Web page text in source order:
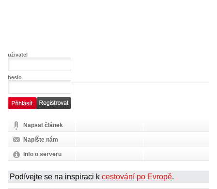
uživatel
heslo
Napsat článek
Napište nám
Info o serveru
Podívejte se na inspiraci k cestování po Evropě.